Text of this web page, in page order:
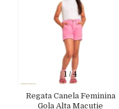
1/4
Regata Canela Feminina
Gola Alta Macutie